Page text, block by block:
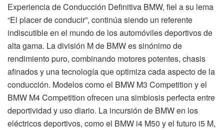
Experiencia de Conducción Definitiva BMW, fiel a su lema
“El placer de conducir”, continúa siendo un referente
indiscutible en el mundo de los automóviles deportivos de
alta gama. La división M de BMW es sinónimo de
rendimiento puro, combinando motores potentes, chasis
afinados y una tecnología que optimiza cada aspecto de la
conducción. Modelos como el BMW M3 Competition y el
BMW M4 Competition ofrecen una simbiosis perfecta entre
deportividad y uso diario. La incursión de BMW en los
eléctricos deportivos, como el BMW i4 M50 y el futuro i5 M,